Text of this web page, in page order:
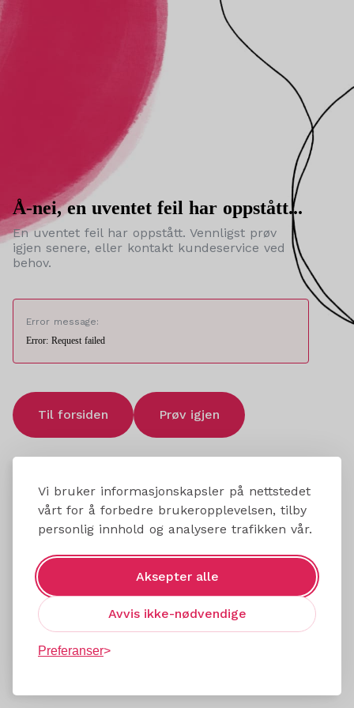
Vi bruker informasjonskapsler på nettstedet
vårt for å forbedre brukeropplevelsen, tilby
personlig innhold og analysere trafikken vår.
Aksepter alle
Avvis ikke-nødvendige
Preferanser
Å-nei, en uventet feil har oppstått...
En uventet feil har oppstått. Vennligst prøv
igjen senere, eller kontakt kundeservice ved
behov.
Error message:
Error: Request failed
Til forsiden Prøv igjen